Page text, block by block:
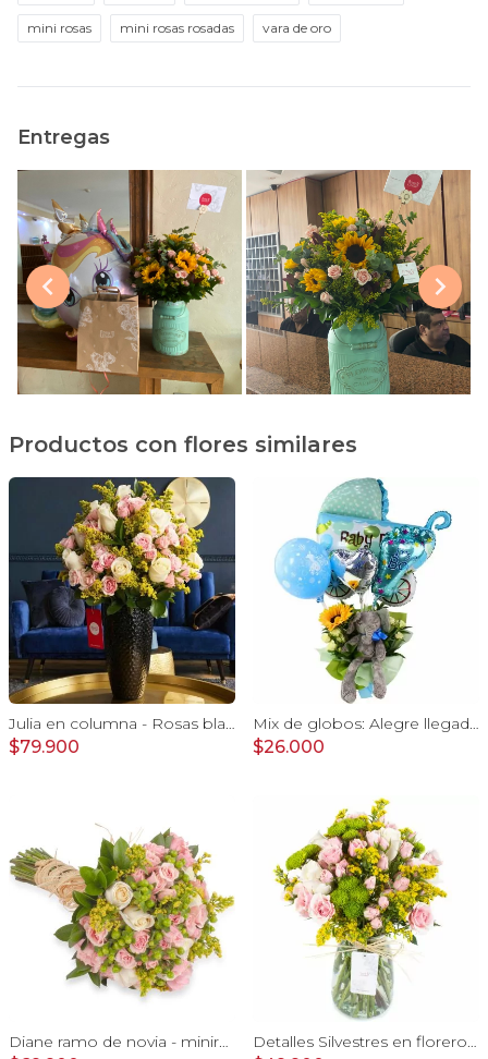
mini rosas mini rosas rosadas vara de oro
Entregas
Productos con flores similares
Julia en columna - Rosas blancas, minirosas rosadas
$79.900
Mix de globos: Alegre llegada Baby Boy
$26.000
Diane ramo de novia - minirosas rosadas, rosas blancas, e hypericum verde Detalles Silvestres en florero - rosas, mini rosas, maule